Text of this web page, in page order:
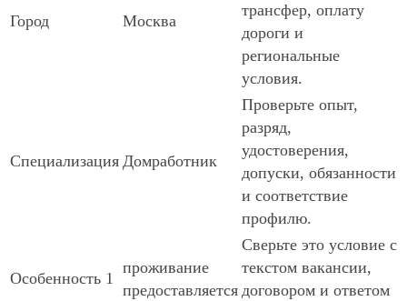
Город Москва
трансфер, оплату
дороги и
региональные
условия.
Специализация Домработник
Проверьте опыт,
разряд,
удостоверения,
допуски, обязанности
и соответствие
профилю.
Особенность 1
проживание
предоставляется
Сверьте это условие с
текстом вакансии,
договором и ответом